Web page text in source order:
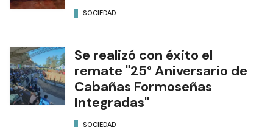
SOCIEDAD
Se realizó con éxito el
remate "25° Aniversario de
Cabañas Formoseñas
Integradas"
SOCIEDAD